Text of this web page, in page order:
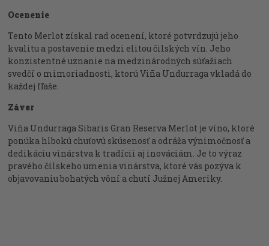
Ocenenie
Tento Merlot získal rad ocenení, ktoré potvrdzujú jeho
kvalitu a postavenie medzi elitou čilských vín. Jeho
konzistentné uznanie na medzinárodných súťažiach
svedčí o mimoriadnosti, ktorú Viña Undurraga vkladá do
každej fľaše.
Záver
Viña Undurraga Sibaris Gran Reserva Merlot je víno, ktoré
ponúka hlbokú chuťovú skúsenosť a odráža výnimočnosť a
dedikáciu vinárstva k tradícii aj inováciám. Je to výraz
pravého čílskeho umenia vinárstva, ktoré vás pozýva k
objavovaniu bohatých vôní a chutí Južnej Ameriky.